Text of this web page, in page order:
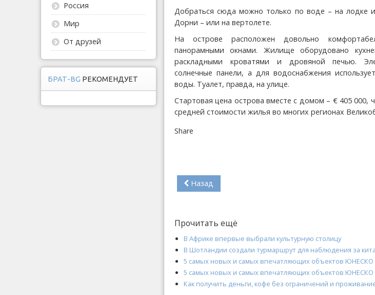
Добраться сюда можно только по воде – на лодке
Дорни – или на вертолете.
На острове расположен довольно
панорамными окнами. Жилище оборудовано
раскладными кроватями и дровяной печью.
солнечные панели, а для водоснабжения
воды. Туалет, правда, на улице.
Стартовая цена острова вместе с домом – € 405 000,
средней стоимости жилья во многих регионах
Share
Назад
Прочитать ещё
В Африке впервые выбрали культурную столицу
В Шотландии создали турмаршрут для наблюдения за
5 самых новых и самых впечатляющих объектов ЮНЕСКО
5 самых новых и самых впечатляющих объектов ЮНЕСКО
Как получить деньги, кофе без ограничений и
Россия
Мир
От друзей
БРАТ-BG РЕКОМЕНДУЕТ